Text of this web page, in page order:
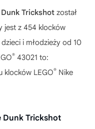
Dunk Trickshot został
jest z 454 klocków
i młodzieży od 10
® 43021 to:
klocków LEGO® Nike
Dunk Trickshot